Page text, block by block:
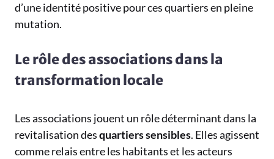
d’une identité positive pour ces quartiers en pleine
mutation.
Le rôle des associations dans la
transformation locale
Les associations jouent un rôle déterminant dans la
revitalisation desquartiers sensibles. Elles agissent
comme relais entre les habitants et les acteurs